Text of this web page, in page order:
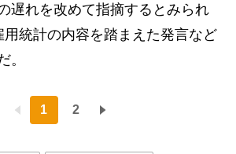
遅れを改めて指摘するとみられ
用統計の内容を踏まえた発言など
。
1 2